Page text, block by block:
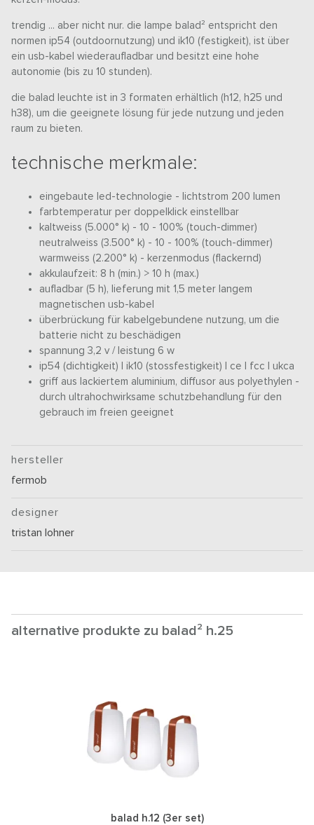
trendig ... aber nicht nur. die lampe balad² entspricht den
normen ip54 (outdoornutzung) und ik10 (festigkeit), ist über
ein usb-kabel wiederaufladbar und besitzt eine hohe
autonomie (bis zu 10 stunden).
die balad leuchte ist in 3 formaten erhältlich (h12, h25 und
h38), um die geeignete lösung für jede nutzung und jeden
raum zu bieten.
technische merkmale:
eingebaute led-technologie - lichtstrom 200 lumen
farbtemperatur per doppelklick einstellbar
kaltweiss (5.000° k) - 10 - 100% (touch-dimmer)
neutralweiss (3.500° k) - 10 - 100% (touch-dimmer)
warmweiss (2.200° k) - kerzenmodus (flackernd)
akkulaufzeit: 8 h (min.) > 10 h (max.)
aufladbar (5 h), lieferung mit 1,5 meter langem
magnetischen usb-kabel
überbrückung für kabelgebundene nutzung, um die
batterie nicht zu beschädigen
spannung 3,2 v / leistung 6 w
ip54 (dichtigkeit) | ik10 (stossfestigkeit) | ce | fcc | ukca
griff aus lackiertem aluminium, diffusor aus polyethylen -
durch ultrahochwirksame schutzbehandlung für den
gebrauch im freien geeignet
hersteller
fermob
designer
tristan lohner
alternative produkte zu balad² h.25
balad h.12 (3er set)